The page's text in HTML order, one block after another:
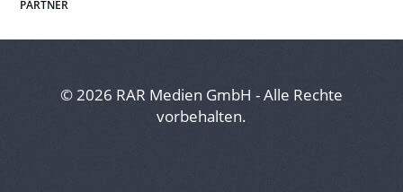
PARTNER
© 2026 RAR Medien GmbH - Alle Rechte
vorbehalten.